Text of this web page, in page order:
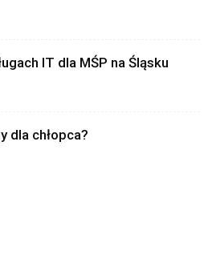
IT dla MŚP na Śląsku
dla chłopca?